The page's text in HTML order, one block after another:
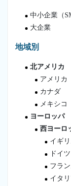
中小企業（
大企業
地域別
北アメリカ
アメリカ
カナダ
メキシコ
ヨーロッパ
西ヨーロ
イギ
ドイツ
フラ
イタ